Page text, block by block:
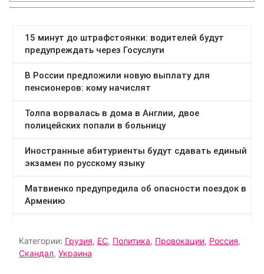
Категории: Грузия, ЕС, Политика, Провокации, Россия,
Скандал, Украина